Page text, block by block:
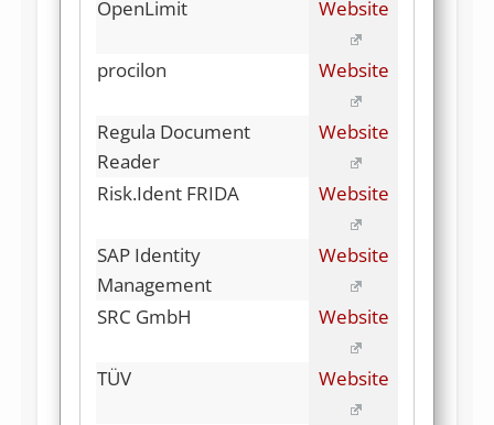
OpenLimit Website
procilon Website
Regula Document
Reader
Website
Risk.Ident FRIDA Website
SAP Identity
Management
Website
SRC GmbH Website
TÜV Website